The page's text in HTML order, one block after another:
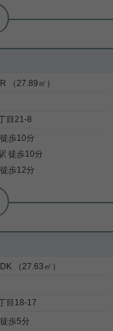
す。当社には、こだわり
文京区エリアや都営大江戸
お部屋が見つかることで
用料無料★オート
★浴室乾燥機★分
いありません！ バスト
インターネット使用料も
類似物件
ホーム 小石川店】へお問
躍る１LDK◇
リ
な窓の外からは、 文京区役
ます。 休日はお買い物や
せん。 水回りの設
ないでしょうか。
詳細を見る
（27.89㎡）
目21-8
徒歩10分
徒歩10分
徒歩12分
地上デジタル放送
、「カーサスプレンディ
ト2匹まで可能！（小型
の住まいなら、住み心地も
アコン・システムキッチ
（27.63㎡）
目18-17
歩5分